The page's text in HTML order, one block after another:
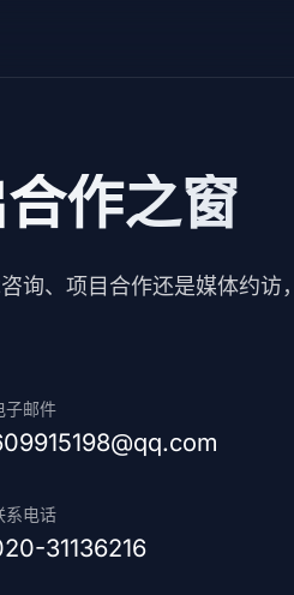
作之窗
询、项目合作还是媒体约访
子邮件
系电话
31136216